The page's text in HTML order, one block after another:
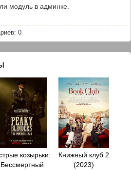
модуль в админке.
0
козырьки:
Бессмертный
Книжный клуб 2
(2023)